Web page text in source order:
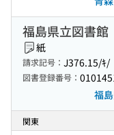
福島県立図書館
紙
請求記号： J376.15/ｷ/
図書登録番号：
福
関東